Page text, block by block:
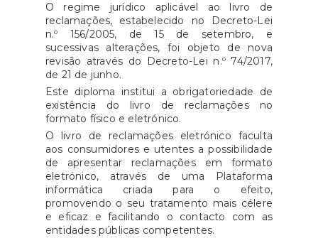
O regime jurídico aplicável ao livro de
reclamações, estabelecido no Decreto-Lei
n.º 156/2005, de 15 de setembro, e
sucessivas alterações, foi objeto de nova
revisão através do Decreto-Lei n.º 74/2017,
de 21 de junho.
Este diploma institui a obrigatoriedade de
existência do livro de reclamações no
formato físico e eletrónico.
O livro de reclamações eletrónico faculta
aos consumidores e utentes a possibilidade
de apresentar reclamações em formato
eletrónico, através de uma Plataforma
informática criada para o efeito,
promovendo o seu tratamento mais célere
e eficaz e facilitando o contacto com as
entidades públicas competentes.